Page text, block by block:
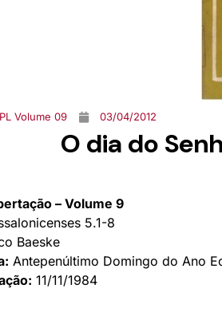
PL Volume 09 03/04/2012
O dia do
– Volume 9
5.1-8
Baeske
Antepenúltimo Domingo do Ano
11/11/1984